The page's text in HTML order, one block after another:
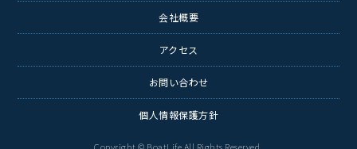
会社概要
アクセス
お問い合わせ
個人情報保護方針